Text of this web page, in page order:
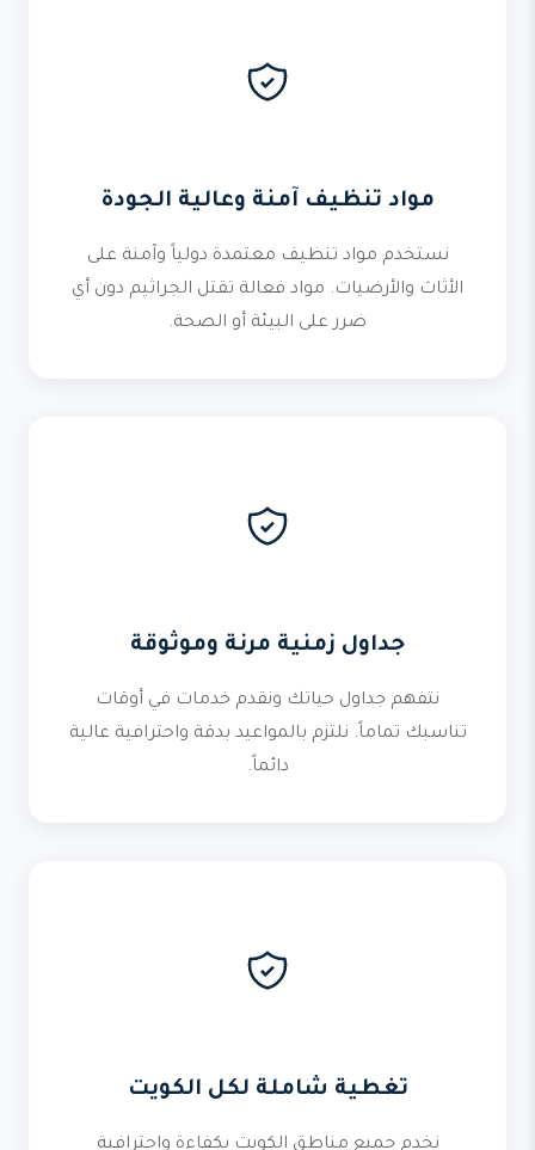
مواد تنظيف آمنة وعالية الجودة
نستخدم مواد تنظيف معتمدة دولياً وآمنة على
الأثاث والأرضيات. مواد فعالة تقتل الجراثيم دون أي
ضرر على البيئة أو الصحة.
جداول زمنية مرنة وموثوقة
نتفهم جداول حياتك ونقدم خدمات في أوقات
تناسبك تماماً. نلتزم بالمواعيد بدقة واحترافية عالية
دائماً.
تغطية شاملة لكل الكويت
نخدم جميع مناطق الكويت بكفاءة واحترافية